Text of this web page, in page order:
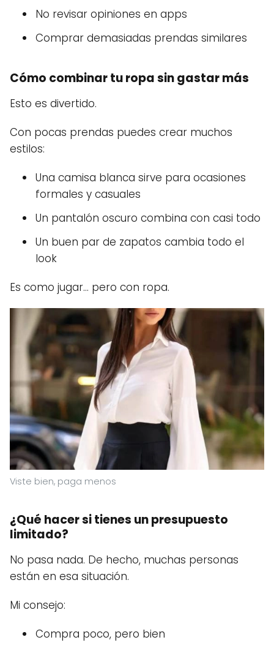
No revisar opiniones en apps
Comprar demasiadas prendas similares
Cómo combinar tu ropa sin gastar más
Esto es divertido.
Con pocas prendas puedes crear muchos
estilos:
Una camisa blanca sirve para ocasiones
formales y casuales
Un pantalón oscuro combina con casi todo
Un buen par de zapatos cambia todo el
look
Es como jugar… pero con ropa.
Viste bien, paga menos
¿Qué hacer si tienes un presupuesto
limitado?
No pasa nada. De hecho, muchas personas
están en esa situación.
Mi consejo:
Compra poco, pero bien